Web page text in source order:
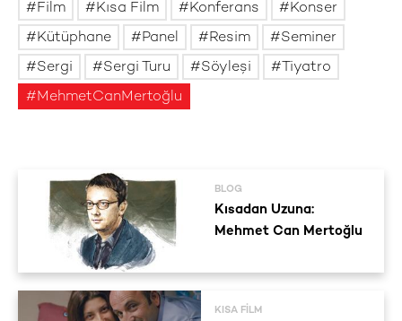
Film
Kısa Film Konferans
Konser
Kütüphane
Panel Resim
Seminer
Sergi
Sergi Turu Söyleşi
Tiyatro
MehmetCanMertoğlu
BLOG
Kısadan Uzuna:
Mehmet Can Mertoğlu
KISA FILM